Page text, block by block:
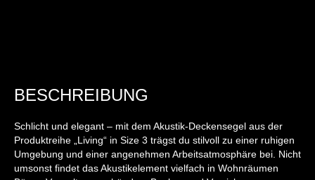
BESCHREIBUNG
Schlicht und elegant – mit dem Akustik-Deckensegel aus der
Produktreihe „Living“ in Size 3 trägst du stilvoll zu einer ruhigen
Umgebung und einer angenehmen Arbeitsatmosphäre bei. Nicht
umsonst findet das Akustikelement vielfach in Wohnräumen